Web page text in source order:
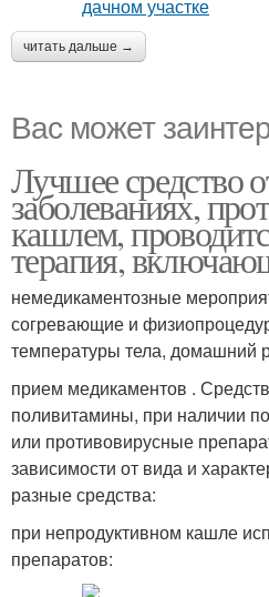
читать дальше →
Вас может
Лучшее средство
заболеваниях,
кашлем,
терапия,
немедикаментозные
согревающие и
температуры тела, домашний
прием медикаментов .
поливитамины, при наличии
или противовирусные
зависимости от вида и
разные средства:
при непродуктивном кашле
препаратов: